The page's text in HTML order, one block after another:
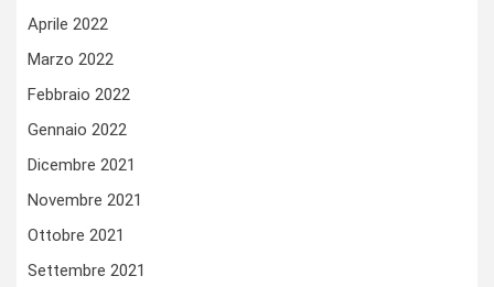
Aprile 2022
Marzo 2022
Febbraio 2022
Gennaio 2022
Dicembre 2021
Novembre 2021
Ottobre 2021
Settembre 2021